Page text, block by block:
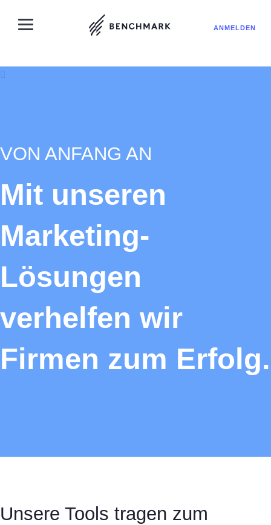
ANMELDEN
VON ANFANG AN
Mit unseren
Marketing-
Lösungen
verhelfen wir
Firmen zum Erfolg.
Unsere Tools tragen zum